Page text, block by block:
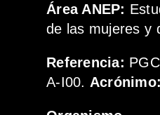
Área ANEP:
de las mujeres y
Referencia:
A-I00. Acrónimo: